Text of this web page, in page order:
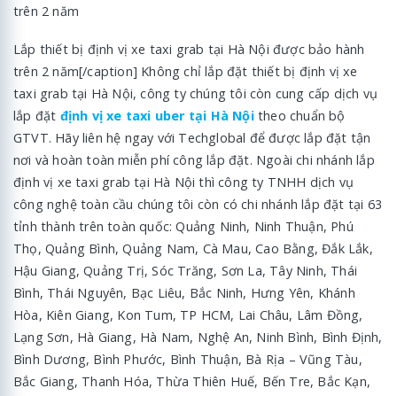
Lắp thiết bị định vị xe taxi grab tại Hà Nội được bảo hành
trên 2 năm[/caption] Không chỉ lắp đặt thiết bị định vị xe
taxi grab tại Hà Nội, công ty chúng tôi còn cung cấp dịch vụ
lắp đặt định vị xe taxi uber tại Hà Nộitheo chuẩn bộ
GTVT. Hãy liên hệ ngay với Techglobal để được lắp đặt tận
nơi và hoàn toàn miễn phí công lắp đặt. Ngoài chi nhánh lắp
định vị xe taxi grab tại Hà Nội thì công ty TNHH dịch vụ
công nghệ toàn cầu chúng tôi còn có chi nhánh lắp đặt tại 63
tỉnh thành trên toàn quốc: Quảng Ninh, Ninh Thuận, Phú
Thọ, Quảng Bình, Quảng Nam, Cà Mau, Cao Bằng, Đắk Lắk,
Hậu Giang, Quảng Trị, Sóc Trăng, Sơn La, Tây Ninh, Thái
Bình, Thái Nguyên, Bạc Liêu, Bắc Ninh, Hưng Yên, Khánh
Hòa, Kiên Giang, Kon Tum, TP HCM, Lai Châu, Lâm Đồng,
Lạng Sơn, Hà Giang, Hà Nam, Nghệ An, Ninh Bình, Bình Định,
Bình Dương, Bình Phước, Bình Thuận, Bà Rịa – Vũng Tàu,
Bắc Giang, Thanh Hóa, Thừa Thiên Huế, Bến Tre, Bắc Kạn,